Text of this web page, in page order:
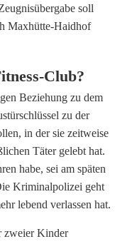
soll
Maxhütte-Haidhof
Club?
Beziehung zu dem
zu der
in der sie zeitweise
Täter gelebt hat.
habe, sei am späten
Kriminalpolizei geht
lebend verlassen hat.
zweier Kinder